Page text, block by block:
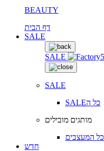
BEAUTY
דף הבית
SALE
SALE
SALE
SALEכל ה
מותגים מובילים
כל המעצבים
חדש